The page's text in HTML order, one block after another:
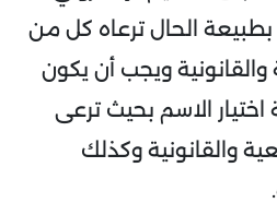
الحال ترعاه كل من
ويجب أن يكون
الاسم بحيث ترعى
والقانونية وكذلك